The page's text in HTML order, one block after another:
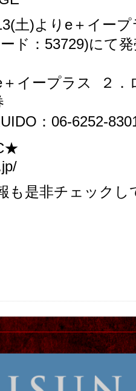
土)よりe＋イー
ド：53729)にて
＋イープラス ２
：06-6252-
も是非チェックし